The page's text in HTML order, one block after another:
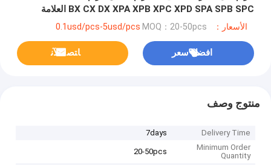
BX CX DX XPA XPB XPC XPD SPA SPB SPC العلامة
التجارية Ramelman
الأسعار：0.1usd/pcs-5usd/pcs MOQ：20-50pcs
افضل سعر ﺎﺘﺼﻟ ﺍﻶﻧ
منتوج وصف
Delivery Time
7days
Minimum Order
Quantity
20-50pcs